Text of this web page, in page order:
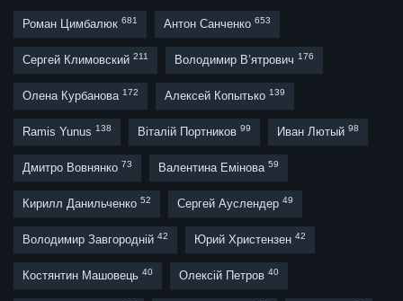
Роман Цимбалюк 681 Антон Санченко 653
Сергей Климовский 211 Володимир В’ятрович 176
Олена Курбанова 172 Алексей Копытько 139
Ramis Yunus 138 Віталій Портников 99 Иван Лютый 98
Дмитро Вовнянко 73 Валентина Емінова 59
Кирилл Данильченко 52 Сергей Ауслендер 49
Володимир Завгородній 42 Юрий Христензен 42
Костянтин Машовець 40 Олексій Петров 40